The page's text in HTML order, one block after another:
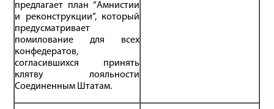
предлагает план “Амнистии
и реконструкции”, который
предусматривает
помилование для всех
конфедератов,
согласившихся принять
клятву лояльности
Соединенным Штатам.